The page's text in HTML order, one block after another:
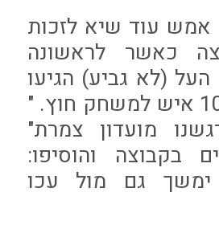
אמש עוד שיא לזכות
כאשר לראשונה
(לא גביע) הגיעו
למעלה מ 1000 איש למשחק חוץ. "
מועדון צמרת"
בקבוצה והוסיפו:
ימשך גם מול עכו